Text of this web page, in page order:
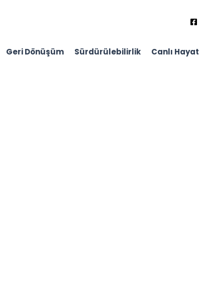
Geri Dönüşüm Sürdürülebilirlik Canlı Hayat